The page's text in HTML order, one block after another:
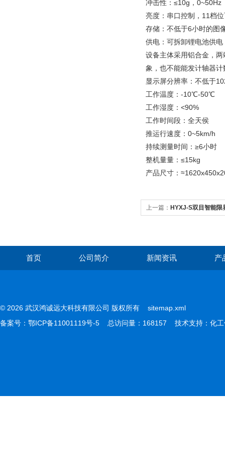
冲击性：≤10g，0~50Hz
亮度：串口控制，11档
存储：不低于6小时的图
供电：可拆卸锂电池供电
设备主体采用铝合金，
象，也不能能发计轴器计
显示屏分辨率：不低于
工作温度：-10℃-50℃
工作湿度：<90%
工作时间段：全天侯
推运行速度：0~5km/h
持续测量时间：≥6小时
整机量量：≤15kg
产品尺寸：
上一篇： HYXJ-S双目智能限
首页 公司简介 新闻资讯 产
© 2026 武汉鸿诚远大科技有限公司 版权所有 sitemap.xml
备案号： 鄂ICP备11001119号-5 总访问量：168157 技术支持： 化